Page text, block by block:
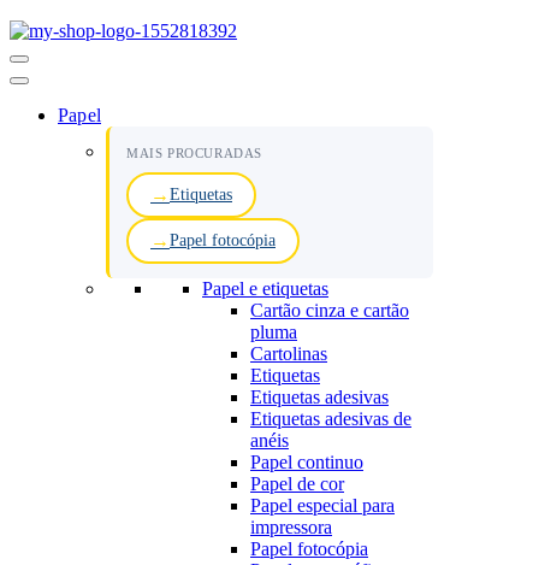
Menu
de
Papel
MAIS PROCURADAS
Etiquetas
Papel fotocópia
Papel e etiquetas
Cartão cinza e cartão
pluma
Cartolinas
Etiquetas
Etiquetas adesivas
Etiquetas adesivas de
anéis
Papel continuo
Papel de cor
Papel especial para
impressora
Papel fotocópia